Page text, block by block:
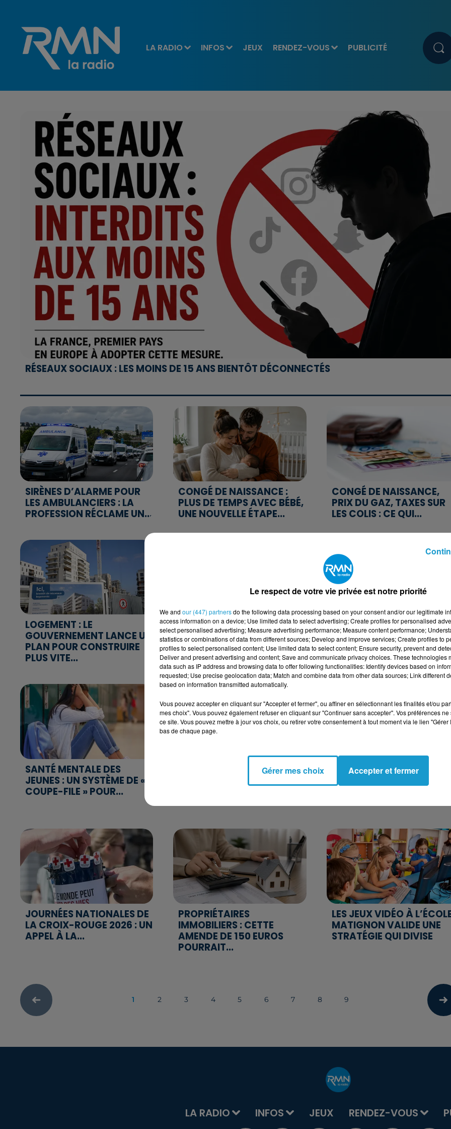
LA RADIO INFOS JEUX RENDEZ-VOUS PUBLICITÉ
RÉSEAUX SOCIAUX : LES MOINS DE 15 ANS BIENTÔT DÉCONNECTÉS
SIRÈNES D’ALARME POUR
LES AMBULANCIERS : LA
PROFESSION RÉCLAME UN...
CONGÉ DE NAISSANCE :
PLUS DE TEMPS AVEC BÉBÉ,
UNE NOUVELLE ÉTAPE...
CONGÉ DE NAISSANCE,
PRIX DU GAZ, TAXES SUR
LES COLIS : CE QUI...
LOGEMENT : LE
GOUVERNEMENT LANCE UN
PLAN POUR CONSTRUIRE
PLUS VITE...
ARRÊTS DE TRAVAIL : LA
DURÉE LIMITÉE À UN MOIS
POUR LA PREMIÈRE...
GRÈVE SNCF : UNE
NOIRE S'ANNONCE SUR
RAILS DE L'OUEST
SANTÉ MENTALE DES
JEUNES : UN SYSTÈME DE «
COUPE-FILE » POUR...
SÉCURITÉ SOCIALE : UNE
SITUATION FINANCIÈRE
GUERRE...
FÊTES DES MÈRES 2026 : CE
DIMANCHE ON CÉLÈBRE LES
JOURNÉES NATIONALES DE
LA CROIX-ROUGE 2026 : UN
APPEL À LA...
PROPRIÉTAIRES
IMMOBILIERS : CETTE
AMENDE DE 150 EUROS
POURRAIT...
LES JEUX VIDÉO À
MATIGNON VALIDE UNE
STRATÉGIE QUI DIVISE
1 2 3 4 5 6 7 8 9
LA RADIO INFOS JEUX RENDEZ-VOUS
Le respect de votre vie privée est notre priorité
We and our (447) partnersdo the following data processing based on your consent and/or our legitimate
access information on a device; Use limited data to select advertising; Create profiles for personalised
select personalised advertising; Measure advertising performance; Measure content performance;
statistics or combinations of data from different sources; Develop and improve services; Create profiles to
profiles to select personalised content; Use limited data to select content; Ensure security, prevent and
Deliver and present advertising and content; Save and communicate privacy choices. These technologies
data such as IP address and browsing data to offer following functionalities: Identify devices based on
requested; Use precise geolocation data; Match and combine data from other data sources; Link different
based on information transmitted automatically.
Vous pouvez accepter en cliquant sur "Accepter et fermer", ou affiner en sélectionnant les finalités et/ou
mes choix". Vous pouvez également refuser en cliquant sur "Continuer sans accepter". Vos préférences
ce site. Vous pouvez mettre à jour vos choix, ou retirer votre consentement à tout moment via le lien
bas de chaque page.
Gérer mes choix Accepter et fermer